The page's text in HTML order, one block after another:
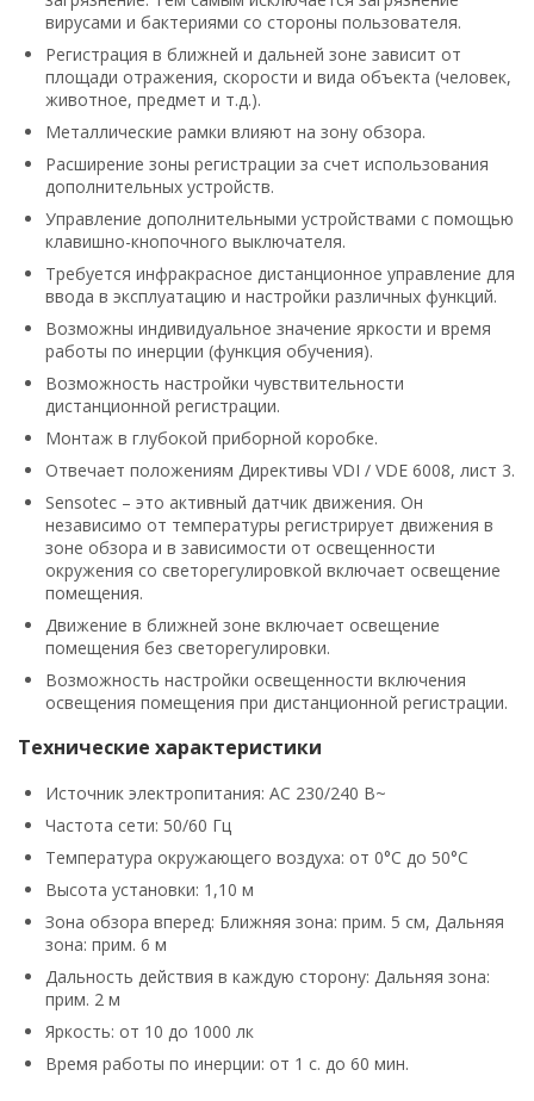
вирусами и бактериями со стороны пользователя.
Регистрация в ближней и дальней зоне зависит от
площади отражения, скорости и вида объекта (человек,
животное, предмет и т.д.).
Металлические рамки влияют на зону обзора.
Расширение зоны регистрации за счет использования
дополнительных устройств.
Управление дополнительными устройствами с помощью
клавишно-кнопочного выключателя.
Требуется инфракрасное дистанционное управление для
ввода в эксплуатацию и настройки различных функций.
Возможны индивидуальное значение яркости и время
работы по инерции (функция обучения).
Возможность настройки чувствительности
дистанционной регистрации.
Монтаж в глубокой приборной коробке.
Отвечает положениям Директивы VDI / VDE 6008, лист 3.
Sensotec – это активный датчик движения. Он
независимо от температуры регистрирует движения в
зоне обзора и в зависимости от освещенности
окружения со светорегулировкой включает освещение
помещения.
Движение в ближней зоне включает освещение
помещения без светорегулировки.
Возможность настройки освещенности включения
освещения помещения при дистанционной регистрации.
Технические характеристики
Источник электропитания: AC 230/240 В~
Частота сети: 50/60 Гц
Температура окружающего воздуха: от 0°C до 50°C
Высота установки: 1,10 м
Зона обзора вперед: Ближняя зона: прим. 5 см, Дальняя
зона: прим. 6 м
Дальность действия в каждую сторону: Дальняя зона:
прим. 2 м
Яркость: от 10 до 1000 лк
Время работы по инерции: от 1 с. до 60 мин.